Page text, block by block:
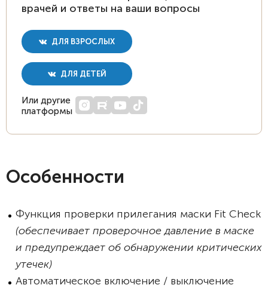
врачей и ответы на ваши вопросы
ДЛЯ ВЗРОСЛЫХ
ДЛЯ ДЕТЕЙ
Или другие
платформы
Особенности
Функция проверки прилегания маски Fit Check
(обеспечивает проверочное давление в маске
и предупреждает об обнаружении критических
утечек)
Автоматическое включение / выключение